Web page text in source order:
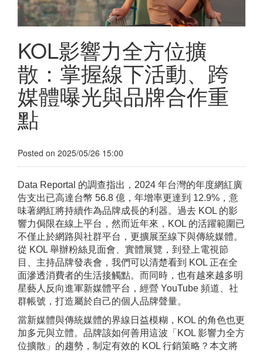
KOL影響力全方位擴
散：掌握線下活動、跨
媒體曝光與品牌合作重
點
Posted on 2025/05/26 15:00
Data Reportal 的調查指出，2024 年台灣的年度網紅廣
告支出已高達台幣 56.8 億，年增率更達到 12.9%，意
味著網紅將持續作為品牌成長的利器。過去 KOL 的影
響力侷限在線上平台，然而近年來，KOL 的活躍範圍已
不僅止於網路與社群平台，更擴展至線下與傳統媒體。
從 KOL 舉辦粉絲見面會、實體展覽，到登上電視節
目、主持品牌發表會，我們可以清楚看到 KOL 正在全
面滲透消費者的生活接觸點。而同時，也有越來越多明
星藝人反向進軍新媒體平台，經營 YouTube 頻道、社
群帳號，打造屬於自己的個人品牌聲量。
當新媒體與傳統媒體的界線日益模糊，KOL 的角色也更
加多元與立體。品牌該如何善用這波「KOL 影響力全方
位擴散」的趨勢，制定有效的 KOL 行銷策略？本文將